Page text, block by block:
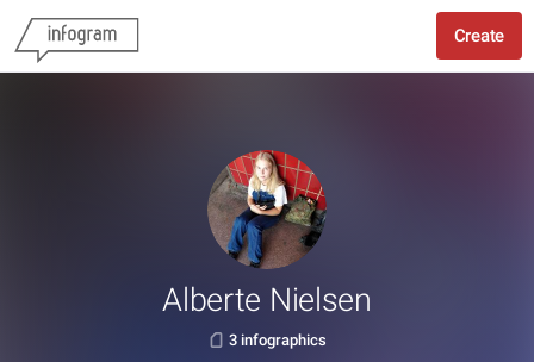
Create
Alberte Nielsen
3 infographics